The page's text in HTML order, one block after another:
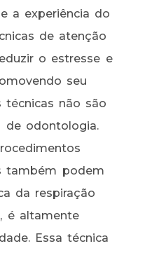
a experiência do
de atenção
o estresse e
seu
técnicas não são
de odontologia.
também podem
da respiração
é altamente
Essa técnica